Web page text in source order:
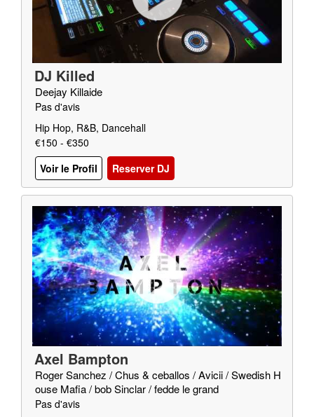
DJ Killed
Deejay Killaide
Pas d'avis
Hip Hop, R&B, Dancehall
€150 - €350
Voir le Profil
Reserver DJ
Axel Bampton
Roger Sanchez / Chus & ceballos / Avicii / Swedish H
ouse Mafia / bob Sinclar / fedde le grand
Pas d'avis